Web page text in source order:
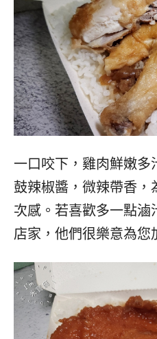
一口咬下，雞肉鮮嫩多
鼓辣椒醬，微辣帶香，
次感。若喜歡多一點滷
店家，他們很樂意為您